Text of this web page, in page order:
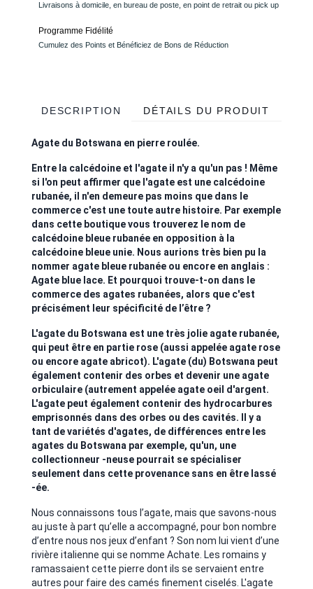
Livraisons à domicile, en bureau de poste, en point de retrait ou pick up
Programme Fidélité
Cumulez des Points et Bénéficiez de Bons de Réduction
DESCRIPTION DÉTAILS DU PRODUIT
Agate du Botswana en pierre roulée.
Entre la calcédoine et l'agate il n'y a qu'un pas ! Même
si l'on peut affirmer que l'agate est une calcédoine
rubanée, il n'en demeure pas moins que dans le
commerce c'est une toute autre histoire. Par exemple
dans cette boutique vous trouverez le nom de
calcédoine bleue rubanée en opposition à la
calcédoine bleue unie. Nous aurions très bien pu la
nommer agate bleue rubanée ou encore en anglais :
Agate blue lace. Et pourquoi trouve-t-on dans le
commerce des agates rubanées, alors que c'est
précisément leur spécificité de l’être ?
L'agate du Botswana est une très jolie agate rubanée,
qui peut être en partie rose (aussi appelée agate rose
ou encore agate abricot). L'agate (du) Botswana peut
également contenir des orbes et devenir une agate
orbiculaire (autrement appelée agate oeil d'argent.
L'agate peut également contenir des hydrocarbures
emprisonnés dans des orbes ou des cavités. Il y a
tant de variétés d'agates, de différences entre les
agates du Botswana par exemple, qu'un, une
collectionneur -neuse pourrait se spécialiser
seulement dans cette provenance sans en être lassé
-ée.
Nous connaissons tous l’agate, mais que savons-nous
au juste à part qu’elle a accompagné, pour bon nombre
d’entre nous nos jeux d’enfant ? Son nom lui vient d’une
rivière italienne qui se nomme Achate. Les romains y
ramassaient cette pierre dont ils se servaient entre
autres pour faire des camés finement ciselés. L'agate